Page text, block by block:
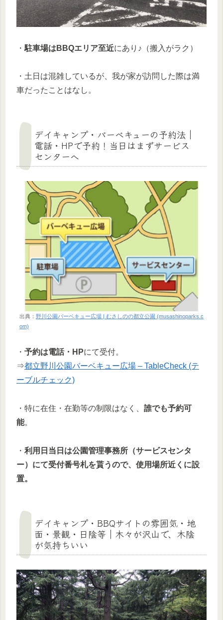
・ 駐車場はBBQエリア至近にあり♪（搬入がラク）
・土日は混雑しているが、我が家が訪問した際は満
車だったことはなし。
デイキャンプ・バーベキューの予約法｜
電話・HPで予約！当日はまずサービス
センターへ
出典： 野川公園バーベキュー広場 | むさしのの都立公園 (musashinoparks.c
om)
・ 予約は電話・HPにて受付。
⇒都立野川公園バーベキュー広場 – TableCheck (テ
ーブルチェック)
・特に在住・在勤等の制限はなく、 誰でも予約可
能。
・ 利用日当日は公園管理事務所（サービスセンタ
ー）にて受付番号札を貰うので、使用場所近くに設
置。
デイキャンプ・BBQサイトの雰囲気・地
面・景観・日陰等｜木々が沢山で、木陰
が気持ちいい